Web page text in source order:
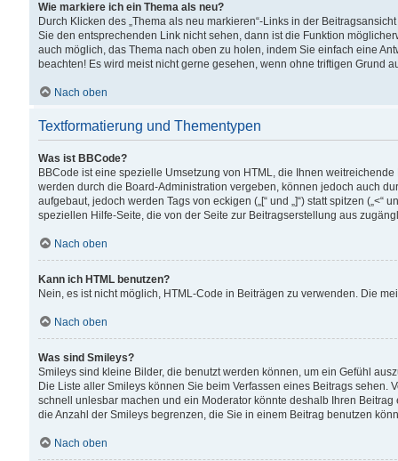
Wie markiere ich ein Thema als neu?
Durch Klicken des „Thema als neu markieren“-Links in der
Sie den entsprechenden Link nicht sehen, dann ist die Funktion
auch möglich, das Thema nach oben zu holen, indem Sie einfach eine
beachten! Es wird meist nicht gerne gesehen, wenn ohne triftigen Grund
Nach oben
Textformatierung und Thementypen
Was ist BBCode?
BBCode ist eine spezielle Umsetzung von HTML, die Ihnen
werden durch die Board-Administration vergeben, können jedoch auch
aufgebaut, jedoch werden Tags von eckigen („[“ und „]“) statt spitzen
speziellen Hilfe-Seite, die von der Seite zur Beitragserstellung aus
Nach oben
Kann ich HTML benutzen?
Nein, es ist nicht möglich, HTML-Code in Beiträgen zu verwenden. Die
Nach oben
Was sind Smileys?
Smileys sind kleine Bilder, die benutzt werden können, um ein Gefühl
Die Liste aller Smileys können Sie beim Verfassen eines Beitrags
schnell unlesbar machen und ein Moderator könnte deshalb Ihren
die Anzahl der Smileys begrenzen, die Sie in einem Beitrag benutzen
Nach oben